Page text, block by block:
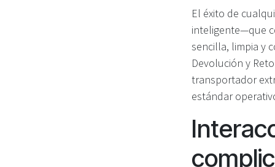
El éxito de
inteligente—que
sencilla, limpia y
Devolución y
transportador
estándar